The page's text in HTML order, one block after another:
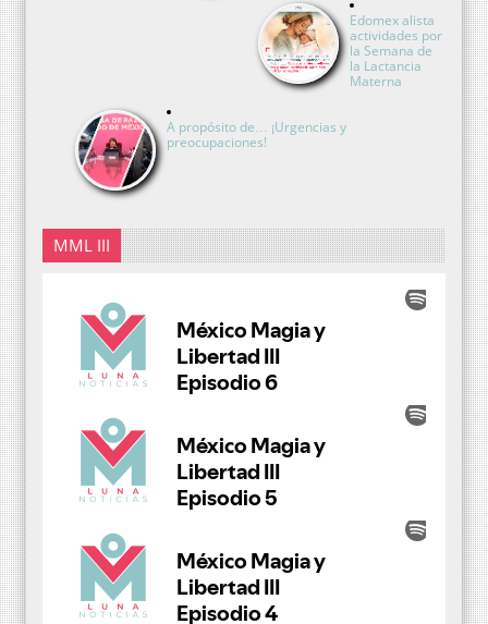
Edomex alista
actividades por
la Semana de
la Lactancia
Materna
A propósito de… ¡Urgencias y
preocupaciones!
MML III